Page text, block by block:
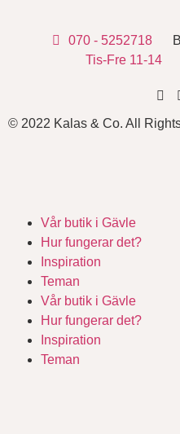
070 - 5252718
Tis-Fre 11-14
© 2022 Kalas & Co. All
Vår butik i Gävle
Hur fungerar det?
Inspiration
Teman
Vår butik i Gävle
Hur fungerar det?
Inspiration
Teman